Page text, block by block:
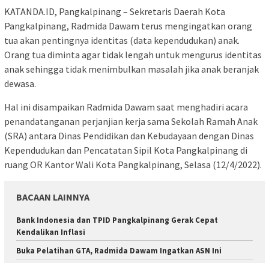
KATANDA.ID, Pangkalpinang – Sekretaris Daerah Kota
Pangkalpinang, Radmida Dawam terus mengingatkan orang
tua akan pentingnya identitas (data kependudukan) anak.
Orang tua diminta agar tidak lengah untuk mengurus identitas
anak sehingga tidak menimbulkan masalah jika anak beranjak
dewasa.
Hal ini disampaikan Radmida Dawam saat menghadiri acara
penandatanganan perjanjian kerja sama Sekolah Ramah Anak
(SRA) antara Dinas Pendidikan dan Kebudayaan dengan Dinas
Kependudukan dan Pencatatan Sipil Kota Pangkalpinang di
ruang OR Kantor Wali Kota Pangkalpinang, Selasa (12/4/2022).
BACAAN LAINNYA
Bank Indonesia dan TPID Pangkalpinang Gerak Cepat
Kendalikan Inflasi
Buka Pelatihan GTA, Radmida Dawam Ingatkan ASN Ini